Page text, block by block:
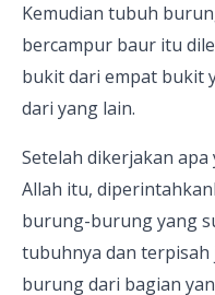
Kemudian tubuh
bercampur baur itu
bukit dari empat bukit
dari yang lain.
Setelah dikerjakan
Allah itu,
burung-burung yang
tubuhnya dan
burung dari bagian